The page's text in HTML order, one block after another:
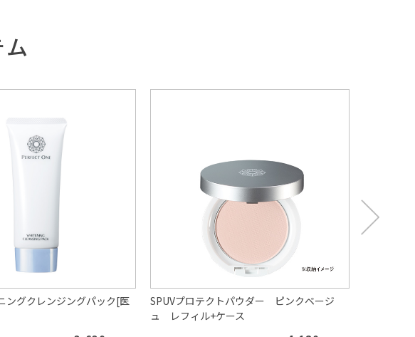
ングクレンジングパック[医
SPUVプロテクトパウダー ピンクベージ
ュ レフィル+ケース